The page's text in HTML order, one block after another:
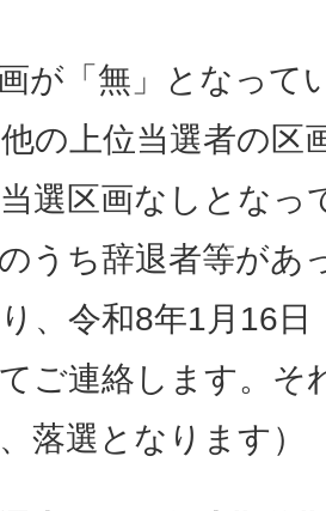
画が「無」となって
の上位当選者の区
選区画なしとなっ
うち辞退者等があ
、令和8年1月16日
ご連絡します。そ
落選となります）